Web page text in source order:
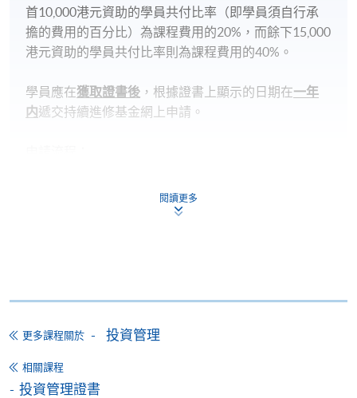
首10,000港元資助的學員共付比率（即學員須自行承
擔的費用的百分比）為課程費用的20%，而餘下15,000
港元資助的學員共付比率則為課程費用的40%。
學員應在獲取證書後 ，根據證書上顯示的日期在一年
内遞交持續進修基金網上申請。
閱讀更多
更多課程關於 投資管理
相關課程
投資管理證書